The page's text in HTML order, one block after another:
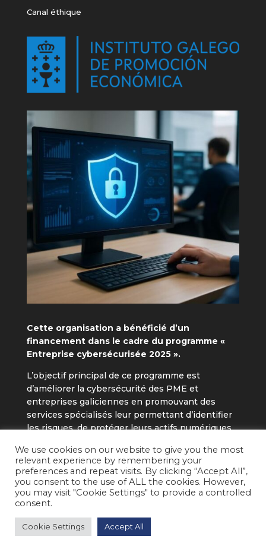
Canal éthique
Cette organisation a bénéficié d’un
financement dans le cadre du programme «
Entreprise cybersécurisée 2025 ».
L’objectif principal de ce programme est
d’améliorer la cybersécurité des PME et
entreprises galiciennes en promouvant des
services spécialisés leur permettant d’identifier
les risques, de protéger leurs actifs numériques
cybermenaces, contribuant ainsi à la continuité
de leurs activités et à leur compétitivité.
2026 © ANERPRO ENERGÍA Y PROCESO S.L. • All
rights reserved
We use cookies on our website to give you the most
relevant experience by remembering your
preferences and repeat visits. By clicking “Accept All”,
you consent to the use of ALL the cookies. However,
you may visit "Cookie Settings" to provide a controlled
consent.
Cookie Settings Accept All